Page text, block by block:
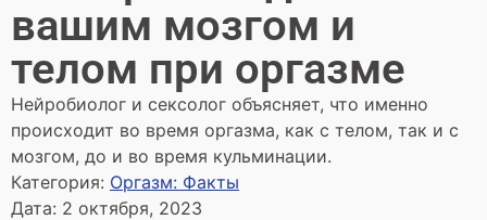
вашим мозгом и
телом при оргазме
Нейробиолог и сексолог объясняет, что именно
происходит во время оргазма, как с телом, так и с
мозгом, до и во время кульминации.
Категория: Оргазм: Факты
Дата: 2 октября, 2023